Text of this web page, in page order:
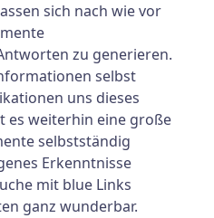
sich nach wie vor
zu generieren.
selbst
uns dieses
es weiterhin eine große
selbstständig
Erkenntnisse
mit blue Links
ganz wunderbar.